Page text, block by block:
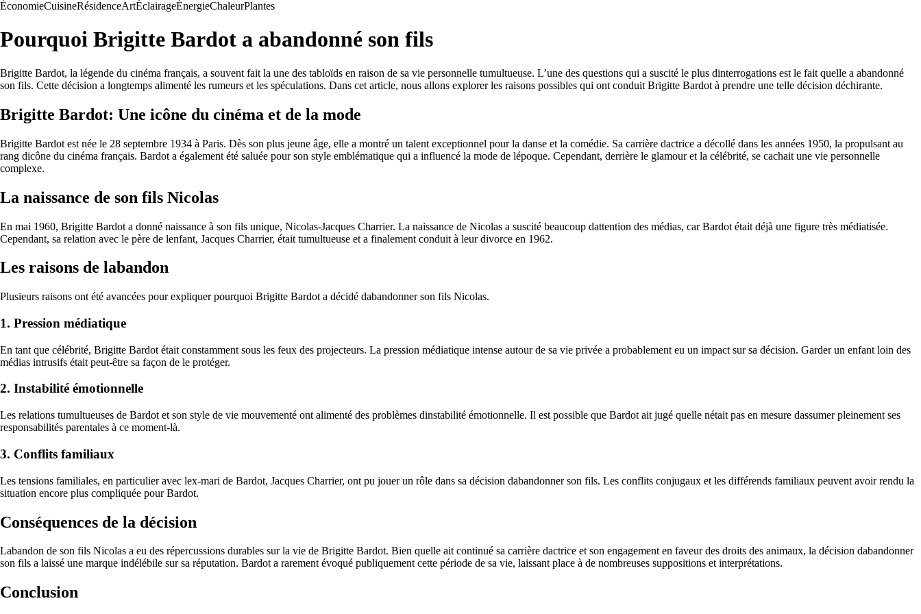
ÉconomieCuisineRésidenceArtÉclairageÉnergieChaleurPlantes
Pourquoi Brigitte Bardot a abandonné son fils
Brigitte Bardot, la légende du cinéma français, a souvent fait la une des tabloïds en raison de sa vie personnelle tumultueuse. L’une des questions qui a suscité le plus dinterrogations est le fait quelle a abandonné
son fils. Cette décision a longtemps alimenté les rumeurs et les spéculations. Dans cet article, nous allons explorer les raisons possibles qui ont conduit Brigitte Bardot à prendre une telle décision déchirante.
Brigitte Bardot: Une icône du cinéma et de la mode
Brigitte Bardot est née le 28 septembre 1934 à Paris. Dès son plus jeune âge, elle a montré un talent exceptionnel pour la danse et la comédie. Sa carrière dactrice a décollé dans les années 1950, la propulsant au
rang dicône du cinéma français. Bardot a également été saluée pour son style emblématique qui a influencé la mode de lépoque. Cependant, derrière le glamour et la célébrité, se cachait une vie personnelle
complexe.
La naissance de son fils Nicolas
En mai 1960, Brigitte Bardot a donné naissance à son fils unique, Nicolas-Jacques Charrier. La naissance de Nicolas a suscité beaucoup dattention des médias, car Bardot était déjà une figure très médiatisée.
Cependant, sa relation avec le père de lenfant, Jacques Charrier, était tumultueuse et a finalement conduit à leur divorce en 1962.
Les raisons de labandon
Plusieurs raisons ont été avancées pour expliquer pourquoi Brigitte Bardot a décidé dabandonner son fils Nicolas.
1. Pression médiatique
En tant que célébrité, Brigitte Bardot était constamment sous les feux des projecteurs. La pression médiatique intense autour de sa vie privée a probablement eu un impact sur sa décision. Garder un enfant loin des
médias intrusifs était peut-être sa façon de le protéger.
2. Instabilité émotionnelle
Les relations tumultueuses de Bardot et son style de vie mouvementé ont alimenté des problèmes dinstabilité émotionnelle. Il est possible que Bardot ait jugé quelle nétait pas en mesure dassumer pleinement ses
responsabilités parentales à ce moment-là.
3. Conflits familiaux
Les tensions familiales, en particulier avec lex-mari de Bardot, Jacques Charrier, ont pu jouer un rôle dans sa décision dabandonner son fils. Les conflits conjugaux et les différends familiaux peuvent avoir rendu la
situation encore plus compliquée pour Bardot.
Conséquences de la décision
Labandon de son fils Nicolas a eu des répercussions durables sur la vie de Brigitte Bardot. Bien quelle ait continué sa carrière dactrice et son engagement en faveur des droits des animaux, la décision dabandonner
son fils a laissé une marque indélébile sur sa réputation. Bardot a rarement évoqué publiquement cette période de sa vie, laissant place à de nombreuses suppositions et interprétations.
Conclusion